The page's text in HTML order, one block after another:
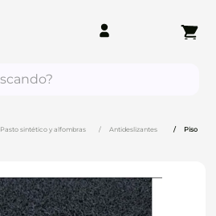
Pasto sintético y alfombras Antideslizantes Piso